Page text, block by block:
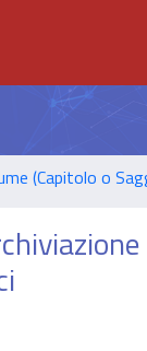
(Capitolo o